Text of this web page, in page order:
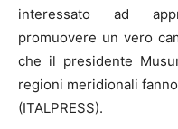
interessato ad
promuovere un vero
che il presidente
regioni meridionali
(ITALPRESS).